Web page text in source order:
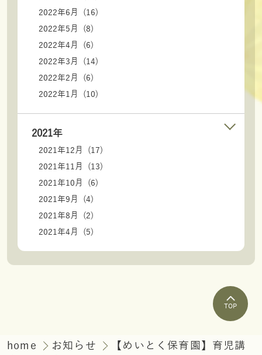
2022年6月 (16)
2022年5月 (8)
2022年4月 (6)
2022年3月 (14)
2022年2月 (6)
2022年1月 (10)
2021年
2021年12月 (17)
2021年11月 (13)
2021年10月 (6)
2021年9月 (4)
2021年8月 (2)
2021年4月 (5)
TOP
home お知らせ
【めいとく保育園】育児講